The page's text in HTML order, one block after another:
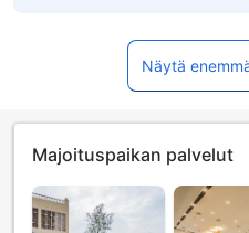
Näytä
Majoituspaikan palvelut